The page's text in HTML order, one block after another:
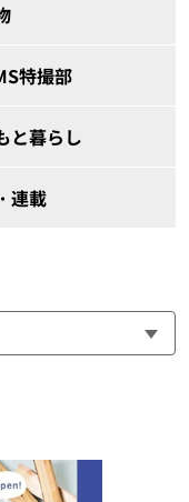
特撮部
と暮らし
連載